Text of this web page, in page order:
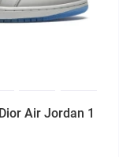
Air Jordan 1